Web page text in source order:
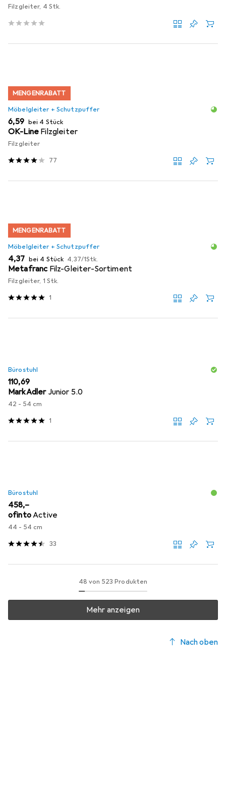
Filzgleiter, 4 Stk.
MENGENRABATT
Möbelgleiter + Schutzpuffer
EUR
6,59 bei 4 Stück
OK-Line Filzgleiter
Filzgleiter
77
MENGENRABATT
Möbelgleiter + Schutzpuffer
EUR
4,37 bei 4 Stück EUR
4,37/1Stk.
Metafranc Filz-Gleiter-Sortiment
Filzgleiter, 1 Stk.
1
Bürostuhl
EUR
110,69
MarkAdler Junior 5.0
42 - 54 cm
1
Bürostuhl
EUR
458,–
ofintoActive
44 - 54 cm
33
48 von 523 Produkten
Mehr anzeigen
Nach oben